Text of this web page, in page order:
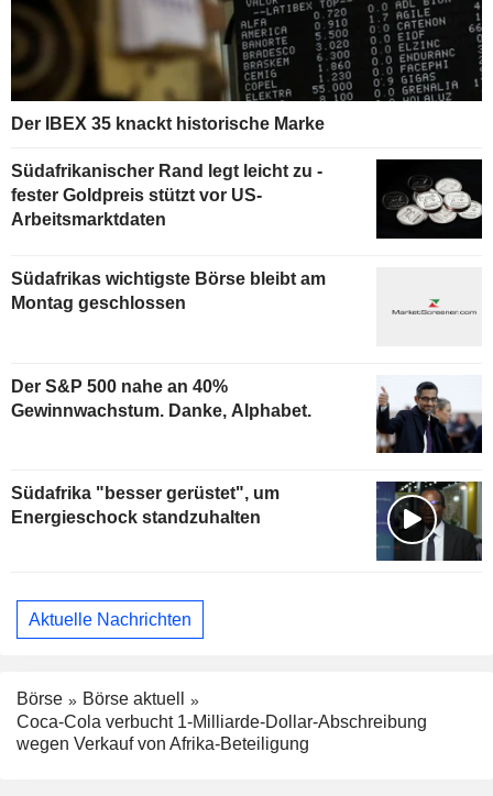
Der IBEX 35 knackt historische Marke
Südafrikanischer Rand legt leicht zu -
fester Goldpreis stützt vor US-
Arbeitsmarktdaten
Südafrikas wichtigste Börse bleibt am
Montag geschlossen
Der S&P 500 nahe an 40%
Gewinnwachstum. Danke, Alphabet.
Südafrika "besser gerüstet", um
Energieschock standzuhalten
Aktuelle Nachrichten
Börse
Börse aktuell
Coca-Cola verbucht 1-Milliarde-Dollar-Abschreibung
wegen Verkauf von Afrika-Beteiligung